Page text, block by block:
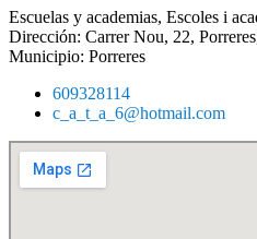
Escuelas y academias, Escoles i
Dirección: Carrer Nou, 22,
Municipio: Porreres
609328114
c_a_t_a_6@hotmail.com